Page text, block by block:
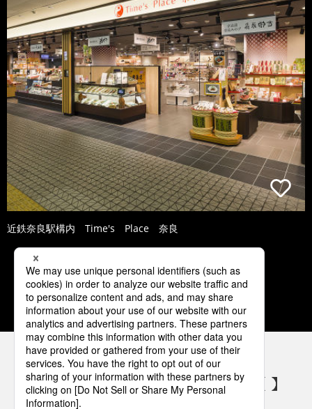
近鉄奈良駅構内 Time's Place 奈良
5 6 7 8 9
パナソニックの電気設備 SNSアカウント